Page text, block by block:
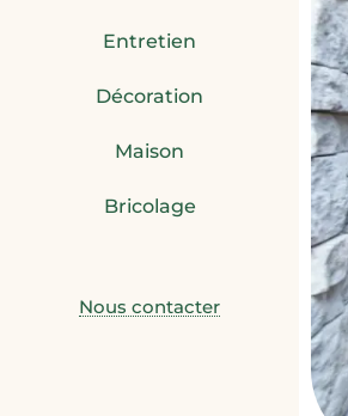
Entretien
Décoration
Maison
Bricolage
Nous contacter